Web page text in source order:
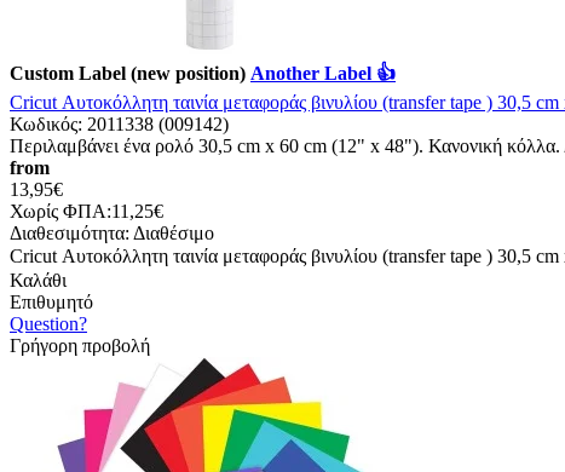
Custom Label (new position) Another Label 👍
Cricut Αυτοκόλλητη ταινία μεταφοράς βινυλίου (transfer tape ) 30,5
Κωδικός: 2011338 (009142)
Περιλαμβάνει ένα ρολό 30,5 cm x 60 cm (12" x 48"). Κανονική κόλλα.
from
13,95€
Χωρίς ΦΠΑ:11,25€
Διαθεσιμότητα: Διαθέσιμο
Cricut Αυτοκόλλητη ταινία μεταφοράς βινυλίου (transfer tape ) 30,5
Καλάθι
Επιθυμητό
Question?
Γρήγορη προβολή